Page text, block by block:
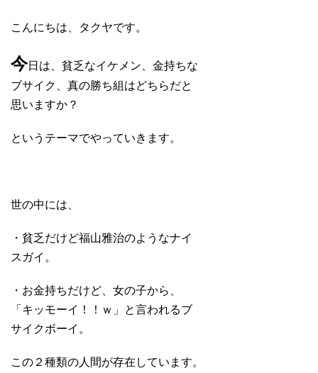
こんにちは、タクヤです。
今日は、貧乏なイケメン、金持ちな
ブサイク、真の勝ち組はどちらだと
思いますか？
というテーマでやっていきます。
世の中には、
・貧乏だけど福山雅治のようなナイ
スガイ。
・お金持ちだけど、女の子から、
「キッモーイ！！ｗ」と言われるブ
サイクボーイ。
この２種類の人間が存在しています。